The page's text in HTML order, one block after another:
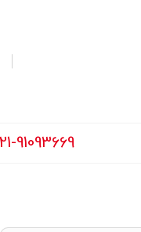
91093669